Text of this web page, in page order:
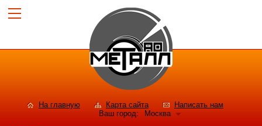
На главную Карта сайта
Написать нам
Ваш город:
Москва